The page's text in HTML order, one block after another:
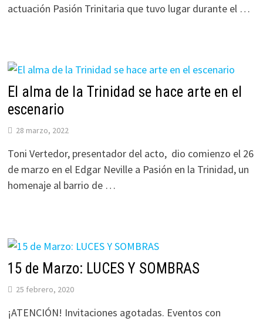
actuación Pasión Trinitaria que tuvo lugar durante el …
El alma de la Trinidad se hace arte en el
escenario
28 marzo, 2022
Toni Vertedor, presentador del acto, dio comienzo el 26
de marzo en el Edgar Neville a Pasión en la Trinidad, un
homenaje al barrio de …
15 de Marzo: LUCES Y SOMBRAS
25 febrero, 2020
¡ATENCIÓN! Invitaciones agotadas. Eventos con